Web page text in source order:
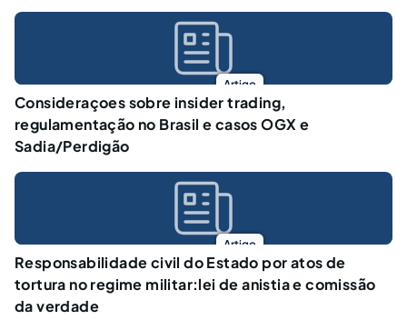
Artigo
Consideraçoes sobre insider trading,
regulamentação no Brasil e casos OGX e
Sadia/Perdigão
Artigo
Responsabilidade civil do Estado por atos de
tortura no regime militar:lei de anistia e comissão
da verdade